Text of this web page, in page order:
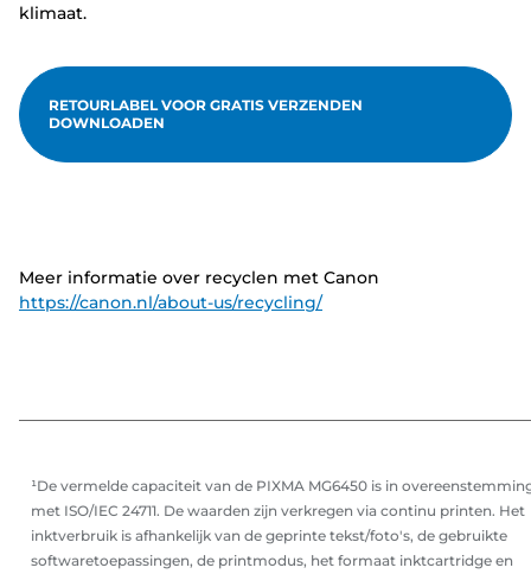
klimaat.
RETOURLABEL VOOR GRATIS VERZENDEN
DOWNLOADEN
Meer informatie over recyclen met Canon
https://canon.nl/about-us/recycling/
¹De vermelde capaciteit van de PIXMA MG6450 is in
met ISO/IEC 24711. De waarden zijn verkregen via continu printen. Het
inktverbruik is afhankelijk van de geprinte tekst/foto's, de gebruikte
softwaretoepassingen, de printmodus, het formaat inktcartridge en